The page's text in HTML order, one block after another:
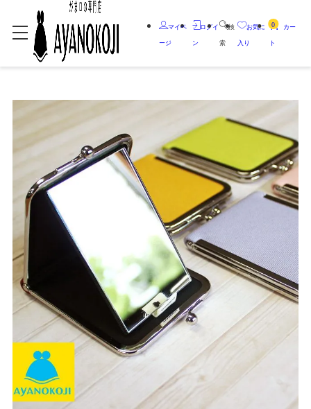
マイペ
ージ
ログイ
ン
検
索
お気に
入り
0 カー
ト